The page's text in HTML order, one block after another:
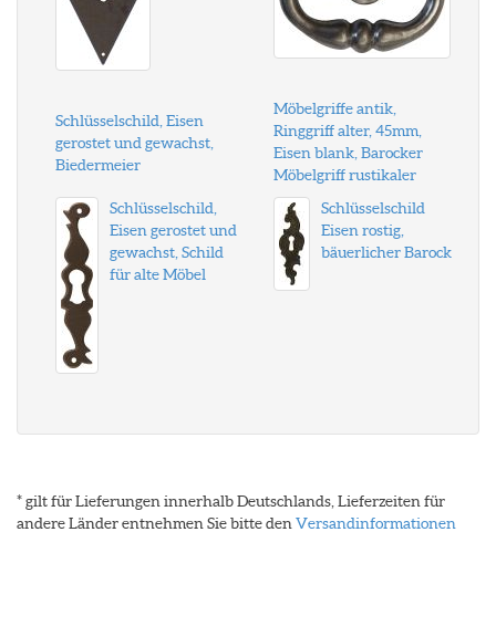
Schlüsselschild, Eisen
gerostet und gewachst,
Biedermeier
Möbelgriffe antik,
Ringgriff alter, 45mm,
Eisen blank, Barocker
Möbelgriff rustikaler
Schlüsselschild,
Eisen gerostet und
gewachst, Schild
für alte Möbel
Schlüsselschild
Eisen rostig,
bäuerlicher Barock
* gilt für Lieferungen innerhalb Deutschlands, Lieferzeiten für
andere Länder entnehmen Sie bitte den Versandinformationen